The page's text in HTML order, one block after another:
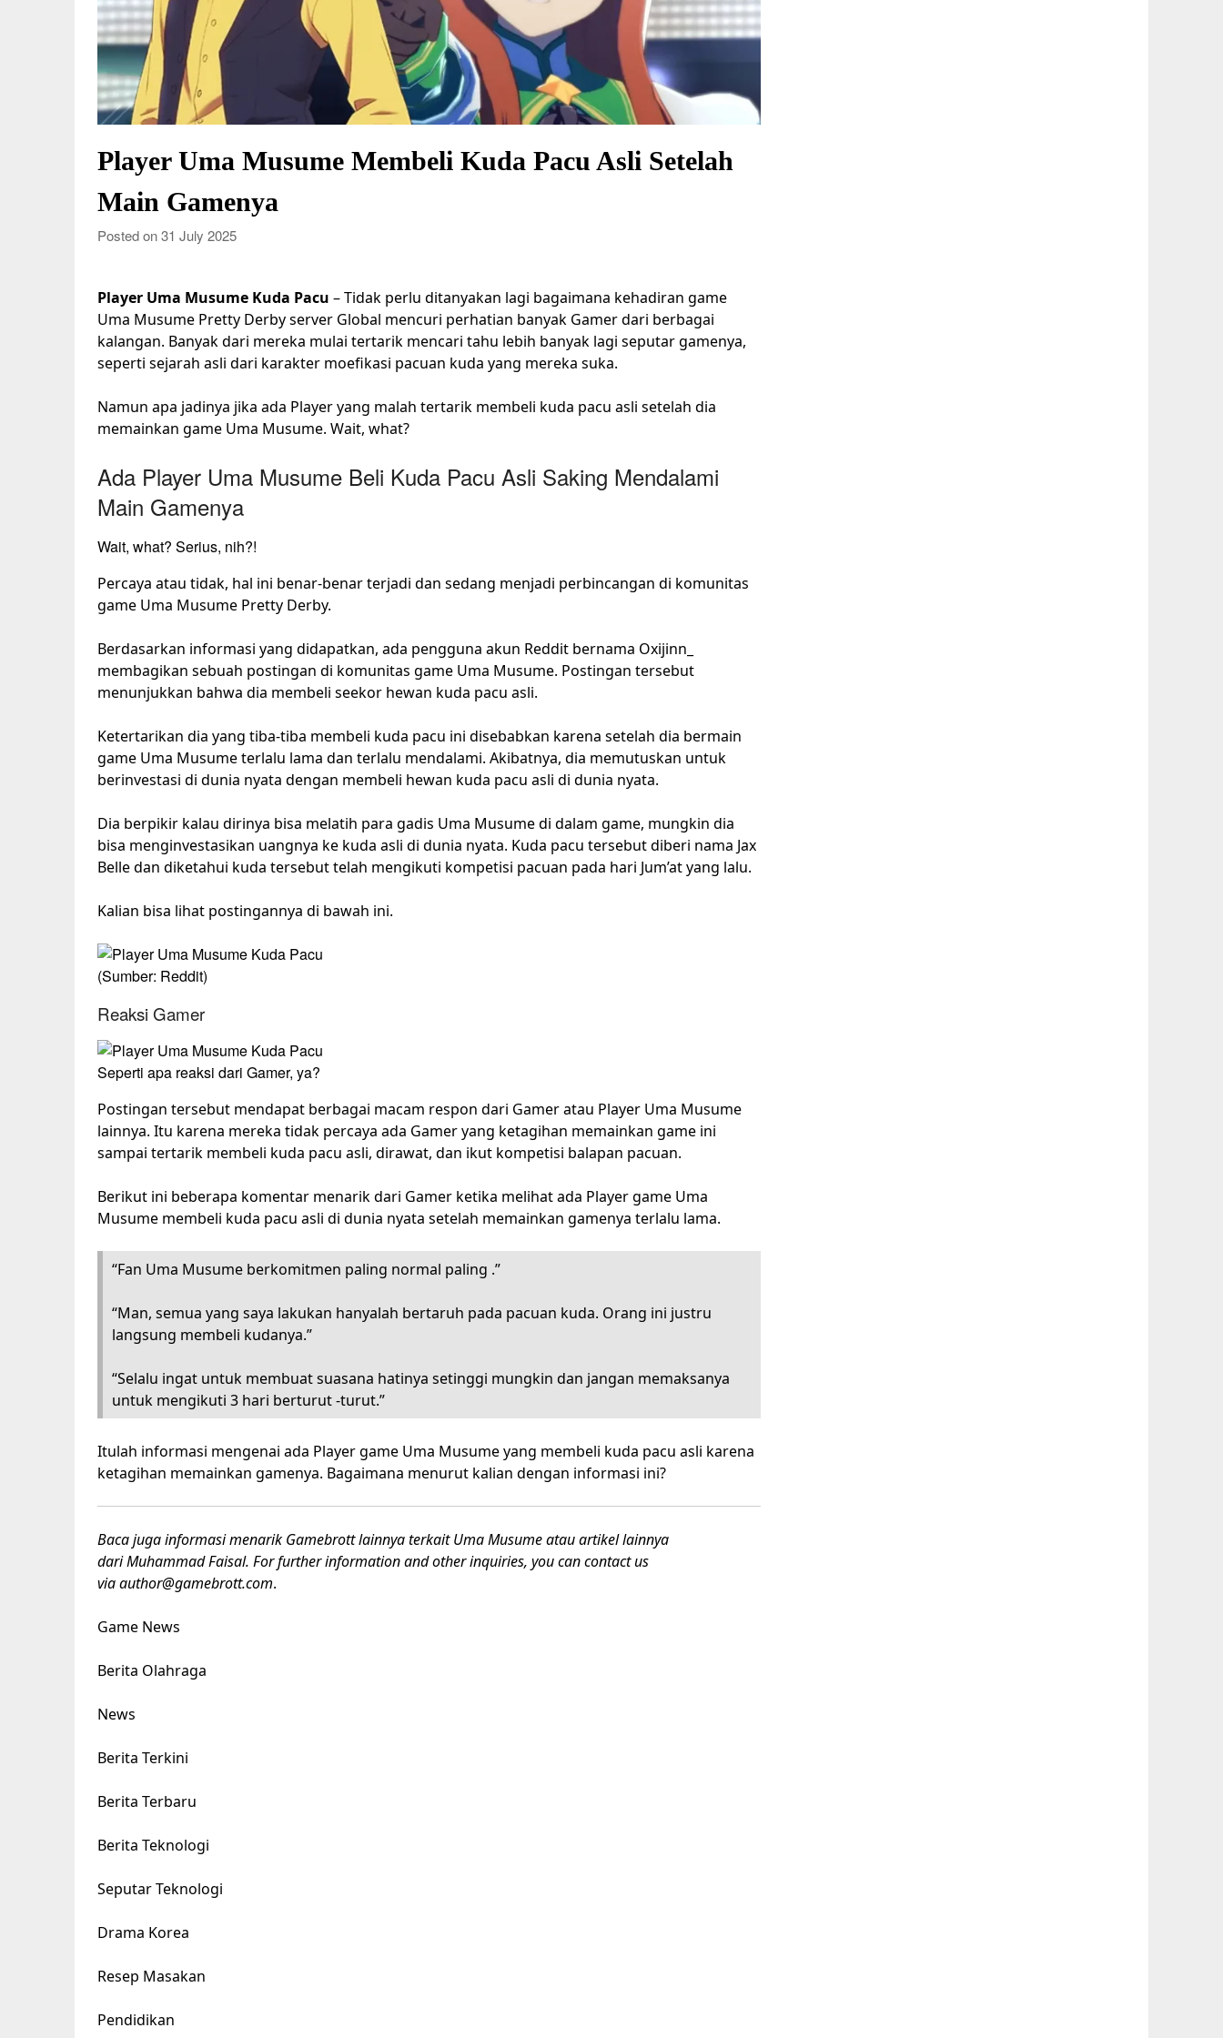
Player Uma Musume Membeli Kuda Pacu Asli Setelah
Main Gamenya
Posted on 31 July 2025
Player Uma Musume Kuda Pacu – Tidak perlu ditanyakan lagi bagaimana kehadiran game
Uma Musume Pretty Derby server Global mencuri perhatian banyak Gamer dari berbagai
kalangan. Banyak dari mereka mulai tertarik mencari tahu lebih banyak lagi seputar gamenya,
seperti sejarah asli dari karakter moefikasi pacuan kuda yang mereka suka.
Namun apa jadinya jika ada Player yang malah tertarik membeli kuda pacu asli setelah dia
memainkan game Uma Musume. Wait, what?
Ada Player Uma Musume Beli Kuda Pacu Asli Saking Mendalami
Main Gamenya
Wait, what? Serius, nih?!
Percaya atau tidak, hal ini benar-benar terjadi dan sedang menjadi perbincangan di komunitas
game Uma Musume Pretty Derby.
Berdasarkan informasi yang didapatkan, ada pengguna akun Reddit bernama Oxijinn_
membagikan sebuah postingan di komunitas game Uma Musume. Postingan tersebut
menunjukkan bahwa dia membeli seekor hewan kuda pacu asli.
Ketertarikan dia yang tiba-tiba membeli kuda pacu ini disebabkan karena setelah dia bermain
game Uma Musume terlalu lama dan terlalu mendalami. Akibatnya, dia memutuskan untuk
berinvestasi di dunia nyata dengan membeli hewan kuda pacu asli di dunia nyata.
Dia berpikir kalau dirinya bisa melatih para gadis Uma Musume di dalam game, mungkin dia
bisa menginvestasikan uangnya ke kuda asli di dunia nyata. Kuda pacu tersebut diberi nama Jax
Belle dan diketahui kuda tersebut telah mengikuti kompetisi pacuan pada hari Jum’at yang lalu.
Kalian bisa lihat postingannya di bawah ini.
(Sumber: Reddit)
Reaksi Gamer
Seperti apa reaksi dari Gamer, ya?
Postingan tersebut mendapat berbagai macam respon dari Gamer atau Player Uma Musume
lainnya. Itu karena mereka tidak percaya ada Gamer yang ketagihan memainkan game ini
sampai tertarik membeli kuda pacu asli, dirawat, dan ikut kompetisi balapan pacuan.
Berikut ini beberapa komentar menarik dari Gamer ketika melihat ada Player game Uma
Musume membeli kuda pacu asli di dunia nyata setelah memainkan gamenya terlalu lama.
“Fan Uma Musume berkomitmen paling normal paling .”
“Man, semua yang saya lakukan hanyalah bertaruh pada pacuan kuda. Orang ini justru
langsung membeli kudanya.”
“Selalu ingat untuk membuat suasana hatinya setinggi mungkin dan jangan memaksanya
untuk mengikuti 3 hari berturut -turut.”
Itulah informasi mengenai ada Player game Uma Musume yang membeli kuda pacu asli karena
ketagihan memainkan gamenya. Bagaimana menurut kalian dengan informasi ini?
Baca juga informasi menarik Gamebrott lainnya terkait Uma Musume atau artikel lainnya
dari Muhammad Faisal. For further information and other inquiries, you can contact us
via author@gamebrott.com.
Game News
Berita Olahraga
News
Berita Terkini
Berita Terbaru
Berita Teknologi
Seputar Teknologi
Drama Korea
Resep Masakan
Pendidikan